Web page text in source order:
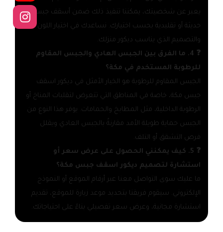
يعبر عن شخصيتك، يمكننا تنفيذ ذلك ضمن أسقف جبس
حديثة أو تقليدية بحسب اختيارك. نساعدك في اختيار اللون
والتصميم الذي يناسب ديكور منزلك.
❓ 4. ما الفرق بين الجبس العادي والجبس المقاوم
للرطوبة المستخدم في مكة؟
الجبس المقاوم للرطوبة هو الخيار الأمثل في ديكور اسقف
جبس مكة، خاصة في المناطق التي تتعرض لتقلبات المناخ أو
الرطوبة الداخلية، مثل المطابخ والحمامات. يوفر هذا النوع من
الجبس حماية طويلة الأمد مقارنةً بالجبس العادي ويقلل
فرص التشقق أو التلف.
❓ 5. كيف يمكنني الحصول على عرض سعر أو
استشارة لتصميم ديكور اسقف جبس مكة؟
ما عليك سوى التواصل معنا عبر أرقام الموقع أو النموذج
الإلكتروني. سيقوم فريقنا بتحديد موعد زيارة للموقع، تقديم
استشارة مجانية، وعرض سعر تفصيلي بناءً على احتياجاتك.